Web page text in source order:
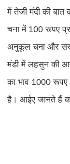
में तेजी मंदी की
चना में 100 रूपए
अनुकूल चना और
मंडी में लहसुन की
का भाव 1000 रूपए
है। आईए जानते हैं